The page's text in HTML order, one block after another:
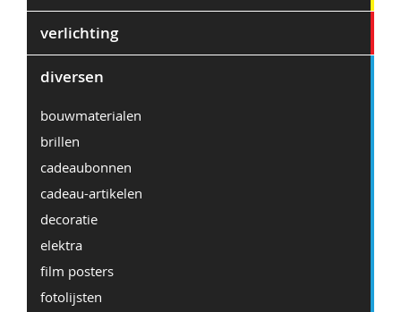
verlichting
diversen
bouwmaterialen
brillen
cadeaubonnen
cadeau-artikelen
decoratie
elektra
film posters
fotolijsten